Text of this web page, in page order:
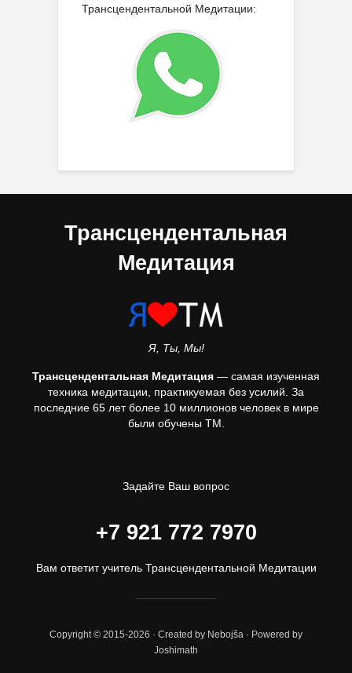
Трансцендентальной Медитации:
Трансцендентальная
Медитация
Я, Ты, Мы!
Трансцендентальная Медитация — самая изученная
техника медитации, практикуемая без усилий. За
последние 65 лет более 10 миллионов человек в мире
были обучены ТМ.
Задайте Ваш вопрос
+7 921 772 7970
Вам ответит учитель Трансцендентальной Медитации
Copyright © 2015-2026 · Created by Nebojša · Powered by
Joshimath